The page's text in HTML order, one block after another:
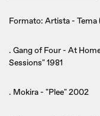
Formato: Artista - Tema
. Gang of Four - At
Sessions" 1981
. Mokira - "Plee" 2002